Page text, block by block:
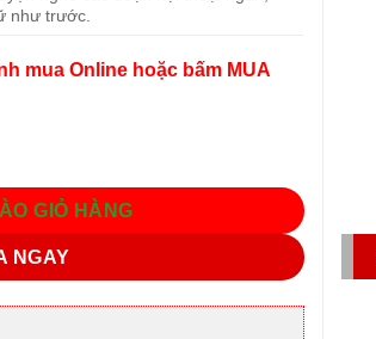
như trước.
mua Online hoặc bấm MUA
GIỎ HÀNG
NGAY